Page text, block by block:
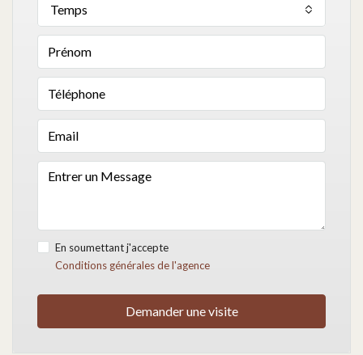
Temps
En soumettant j'accepte
Conditions générales de l'agence
Demander une visite